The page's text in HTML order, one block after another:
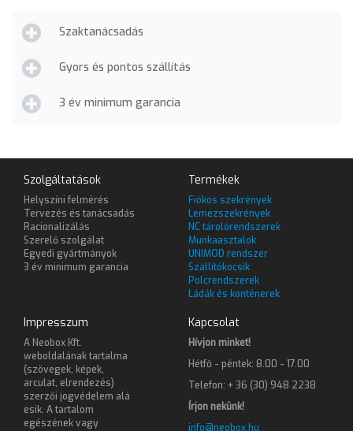
Szaktanácsadás
Gyors és pontos szállítás
3 év minimum garancia
Szolgáltatások
Helyszíni felmérés
Tervezés és tanácsadás
Racionalizálás
Szerelő szolgálat
Egyedi gyártmányok
3 év minimum garancia
Termékek
Fiókos szekrények
Lemezszekrények
NC tárolórendszerek
Munkaasztalok
UNIMOD rendszer
Szállítókocsik
Polcrendszerek
Ládák és konténerek
Impresszum
A Neobox Kft.
weboldalának tartalma
(szövegek, képek,
arculat, elrendezés)
szerzői jogvédelem alá
esik. A tartalom
egészének vagy
Kapcsolat
Hívjon minket!
Hétfő - péntek: 8.00 - 17.00
Telefon: + 36 (30) 948 2238
Írjon nekünk!
info@neobox.hu